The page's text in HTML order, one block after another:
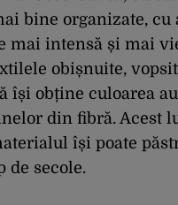
bine organizate, cu
mai intensă și mai
obișnuite,
își obține culoarea
din fibră. Acest
își poate
de secole.